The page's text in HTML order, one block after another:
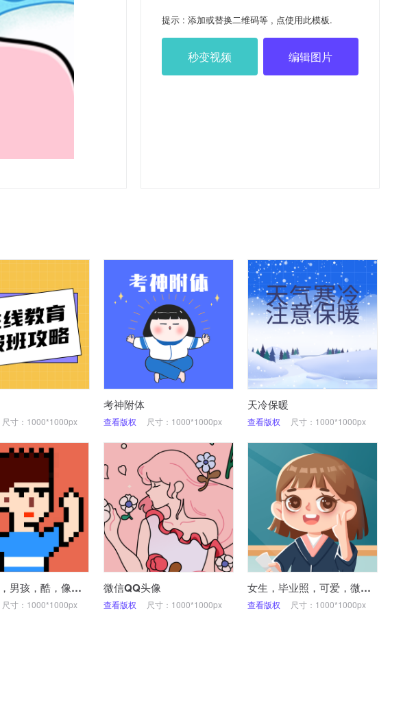
提示 : 添加或替换二维码等 , 点使用此模板.
秒变视频 编辑图片
尺寸：1000*1000px
考神附体
查看版权 尺寸：1000*1000px
天冷保暖
查看版权 尺寸：1000*1000px
NFT头像，男孩，酷，像素，微信头像
尺寸：1000*1000px
微信QQ头像
查看版权 尺寸：1000*1000px
女生，毕业照，可爱，微信头像
查看版权 尺寸：1000*1000px